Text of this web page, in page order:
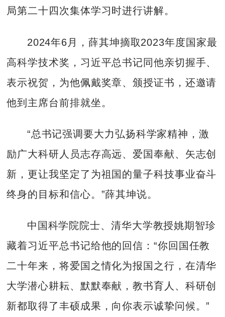
局第二十四次集体学习时进行讲解。
2024年6月，薛其坤摘取2023年度国家最
高科学技术奖，习近平总书记同他亲切握手、
表示祝贺，为他佩戴奖章、颁授证书，还邀请
他到主席台前排就坐。
“总书记强调要大力弘扬科学家精神，激
励广大科研人员志存高远、爱国奉献、矢志创
新，更让我坚定了为祖国的量子科技事业奋斗
终身的目标和信心。”薛其坤说。
中国科学院院士、清华大学教授姚期智珍
藏着习近平总书记给他的回信：“你回国任教
二十年来，将爱国之情化为报国之行，在清华
大学潜心耕耘、默默奉献，教书育人、科研创
新都取得了丰硕成果，向你表示诚挚问候。”